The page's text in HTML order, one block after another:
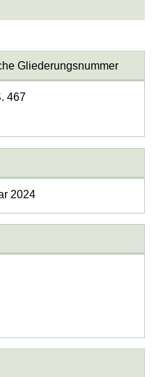
Gliederungsnummer
467
2024